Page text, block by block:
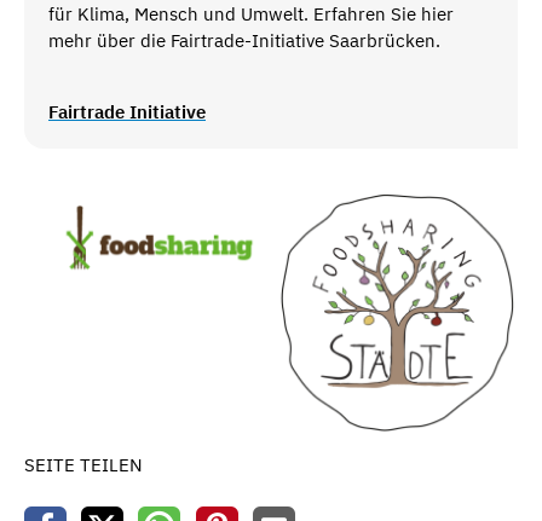
für Klima, Mensch und Umwelt. Erfahren Sie hier
mehr über die Fairtrade-Initiative Saarbrücken.
Fairtrade Initiative
SEITE TEILEN